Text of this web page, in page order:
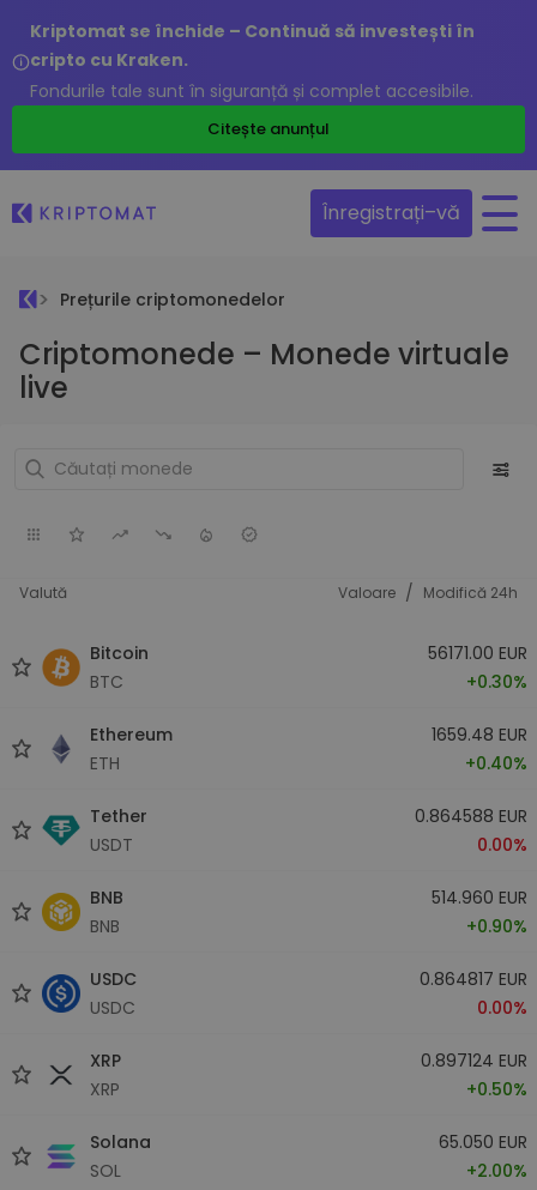
Kriptomat se închide – Continuă să investești în
cripto cu Kraken.
Fondurile tale sunt în siguranță și complet accesibile.
Citește anunțul
Înregistrați–vă
Prețurile criptomonedelor
Criptomonede – Monede virtuale
live
Valută Valoare / Modifică 24h
Bitcoin
BTC
56171.00 EUR
+0.30%
Ethereum
ETH
1659.48 EUR
+0.40%
Tether
USDT
0.864588 EUR
0.00%
BNB
BNB
514.960 EUR
+0.90%
USDC
USDC
0.864817 EUR
0.00%
XRP
XRP
0.897124 EUR
+0.50%
Solana
SOL
65.050 EUR
+2.00%